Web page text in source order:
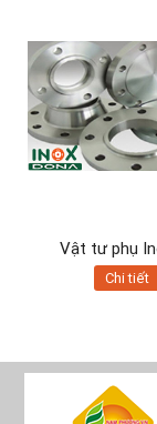
Vật tư phụ
Chi tiết